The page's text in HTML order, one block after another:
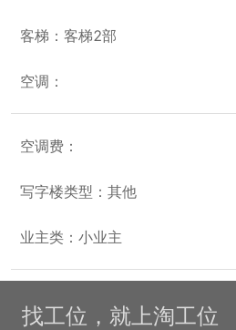
客梯：客梯2部
空调：
空调费：
写字楼类型：其他
业主类：小业主
找工位，就上淘工位